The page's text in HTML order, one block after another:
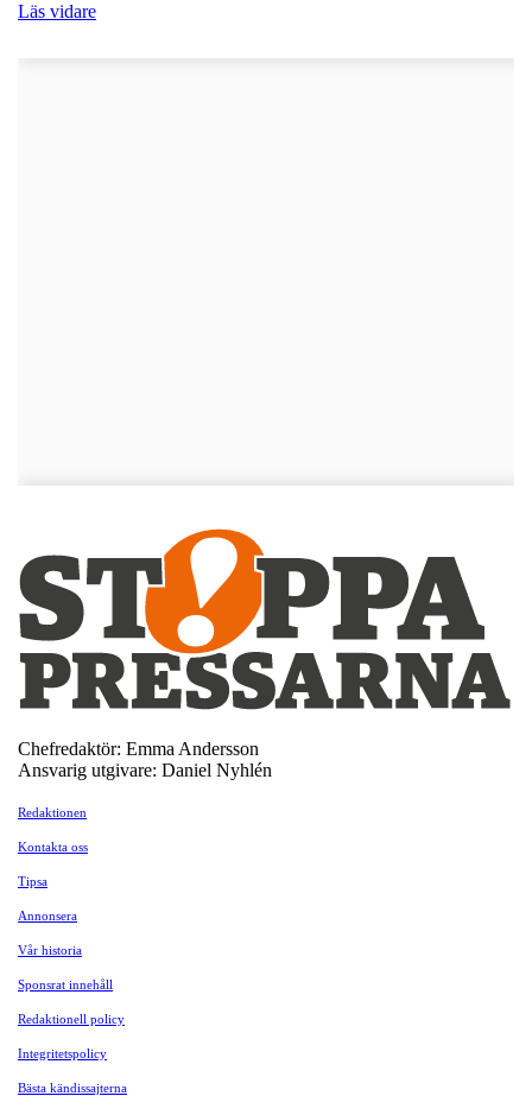
Läs vidare
Chefredaktör: Emma Andersson
Ansvarig utgivare: Daniel Nyhlén
Redaktionen
Kontakta oss
Tipsa
Annonsera
Vår historia
Sponsrat innehåll
Redaktionell policy
Integritetspolicy
Bästa kändissajterna